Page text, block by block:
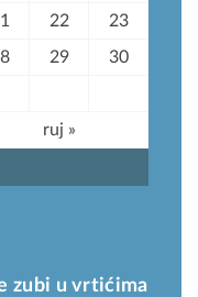
22 23
29 30
ruj »
zubi u vrtićima